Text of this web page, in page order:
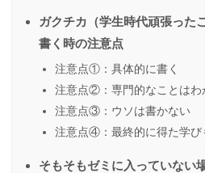
ガクチカ（学生時代頑張った
書く時の注意点
注意点①：具体的に書く
注意点②：専門的なことはわ
注意点③：ウソは書かない
注意点④：最終的に得た学び
そもそもゼミに入っていない